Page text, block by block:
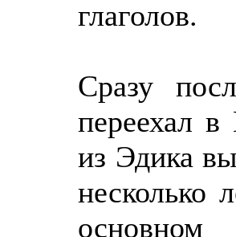
глаголов.
Сразу
переехал
из Эдика
несколько